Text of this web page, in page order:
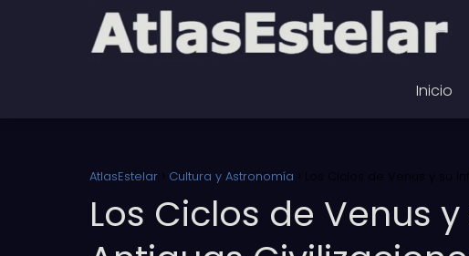
Inicio
AtlasEstelar Cultura y Astronomía Los Ciclos de Venus y su
Los Ciclos de Venus